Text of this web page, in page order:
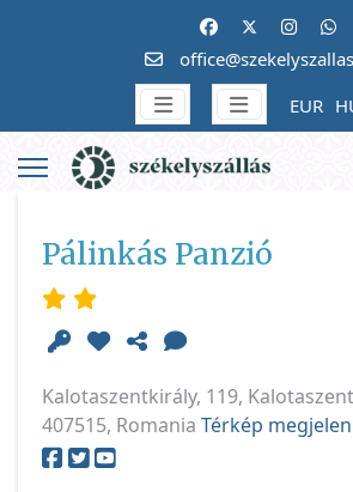
EUR
Pálinkás Panzió
Kalotaszentkirály, 119,
407515, Romania Térkép